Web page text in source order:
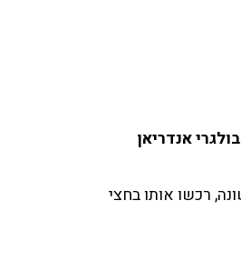
אנדריאן
רכשו אותו בחצי